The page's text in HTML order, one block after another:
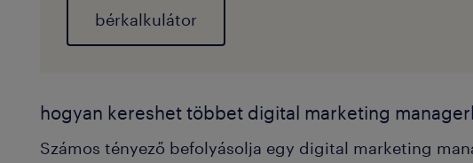
bérkalkulátor
hogyan kereshet többet digital marketing
Számos tényező befolyásolja egy digital marketing